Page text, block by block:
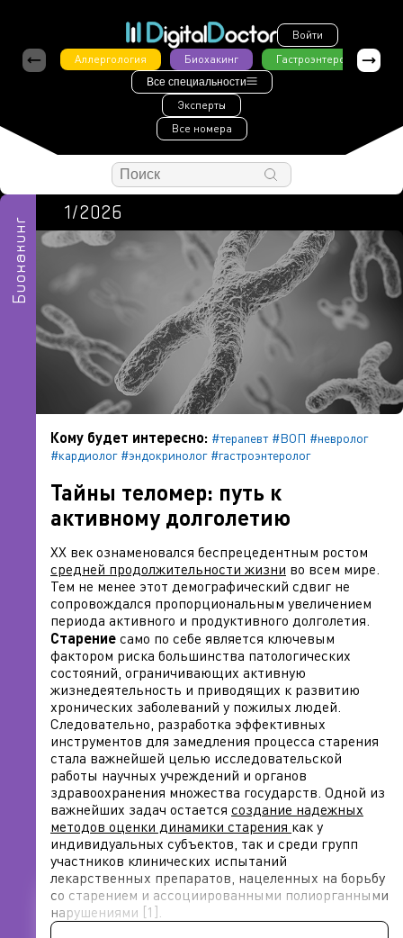
Войти
Аллергология
Биохакинг Гастроэнтерология
Все специальности
Эксперты
Все номера
Биохакинг
1/2026
Кому будет интересно: #терапевт #ВОП #невролог
#кардиолог #эндокринолог #гастроэнтеролог
Тайны теломер: путь к
активному долголетию
XX век ознаменовался беспрецедентным ростом
средней продолжительности жизни во всем мире.
Тем не менее этот демографический сдвиг не
сопровождался пропорциональным увеличением
периода активного и продуктивного долголетия.
Старение само по себе является ключевым
фактором риска большинства патологических
состояний, ограничивающих активную
жизнедеятельность и приводящих к развитию
хронических заболеваний у пожилых людей.
Следовательно, разработка эффективных
инструментов для замедления процесса старения
стала важнейшей целью исследовательской
работы научных учреждений и органов
здравоохранения множества государств. Одной из
важнейших задач остается создание надежных
методов оценки динамики старения как у
индивидуальных субъектов, так и среди групп
участников клинических испытаний
лекарственных препаратов, нацеленных на борьбу
со старением и ассоциированными полиорганными
нарушениями [1].